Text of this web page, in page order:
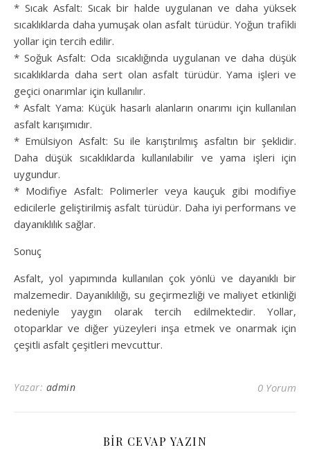
* Sıcak Asfalt: Sıcak bir halde uygulanan ve daha yüksek
sıcaklıklarda daha yumuşak olan asfalt türüdür. Yoğun trafikli
yollar için tercih edilir.
* Soğuk Asfalt: Oda sıcaklığında uygulanan ve daha düşük
sıcaklıklarda daha sert olan asfalt türüdür. Yama işleri ve
geçici onarımlar için kullanılır.
* Asfalt Yama: Küçük hasarlı alanların onarımı için kullanılan
asfalt karışımıdır.
* Emülsiyon Asfalt: Su ile karıştırılmış asfaltın bir şeklidir.
Daha düşük sıcaklıklarda kullanılabilir ve yama işleri için
uygundur.
* Modifiye Asfalt: Polimerler veya kauçuk gibi modifiye
edicilerle geliştirilmiş asfalt türüdür. Daha iyi performans ve
dayanıklılık sağlar.
Sonuç
Asfalt, yol yapımında kullanılan çok yönlü ve dayanıklı bir
malzemedir. Dayanıklılığı, su geçirmezliği ve maliyet etkinliği
nedeniyle yaygın olarak tercih edilmektedir. Yollar,
otoparklar ve diğer yüzeyleri inşa etmek ve onarmak için
çeşitli asfalt çeşitleri mevcuttur.
Yazar: admin 0 Yorum
BIR CEVAP YAZIN